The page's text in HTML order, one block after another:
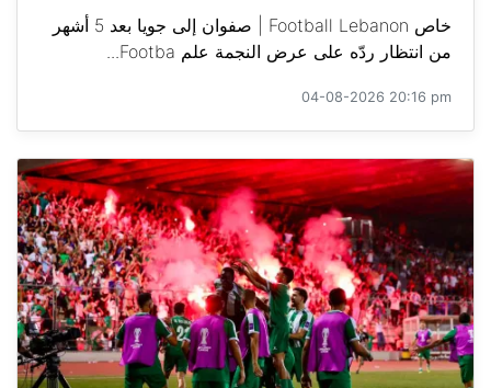
خاص Football Lebanon | صفوان إلى جويا بعد 5 أشهر
من انتظار ردّه على عرض النجمة علم Footba...
04-08-2026 20:16 pm